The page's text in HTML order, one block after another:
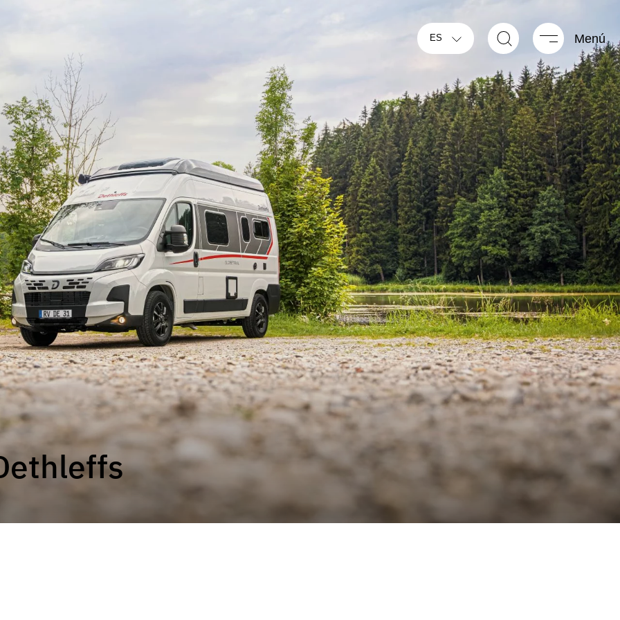
ES Menú
Van
GLOBETRAIL ACTIVE
Camper Van
GLOBETRAIL ACTIVE PLUS
Camper Van
GLOBETRAIL PERFORMANCE
Camper Van
Dethleffs – Flexibles, compactas, perfectas para tus aventuras
mundo de las camper vans Dethleffs – nuestros modelos ofrecen un diseño
flexibilidad y comodidad; en definitiva, todo lo que necesitas para disfrutar
No importa si quieres una camper van para dos o una camper van
o sin techo elevable, en Dethleffs encontrarás la camper van perfecta para
de nuestros 90 años de experiencia y nuestro práctico equipamiento.
próxima aventura en furgoneta y encuentra la camper van, que más se